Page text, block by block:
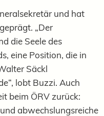
und hat
„Der
die Seele des
eine Position, die in
Säckl
lobt Buzzi. Auch
beim ÖRV zurück:
abwechslungsreiche